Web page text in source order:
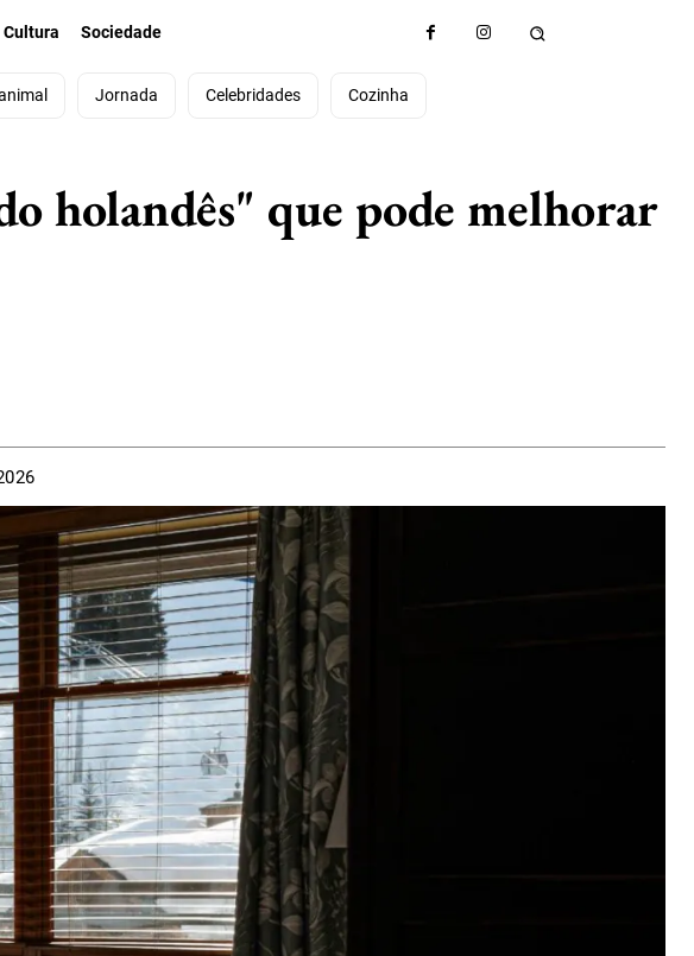
Cultura Sociedade
Jornada Celebridades Cozinha
holandês" que pode melhorar